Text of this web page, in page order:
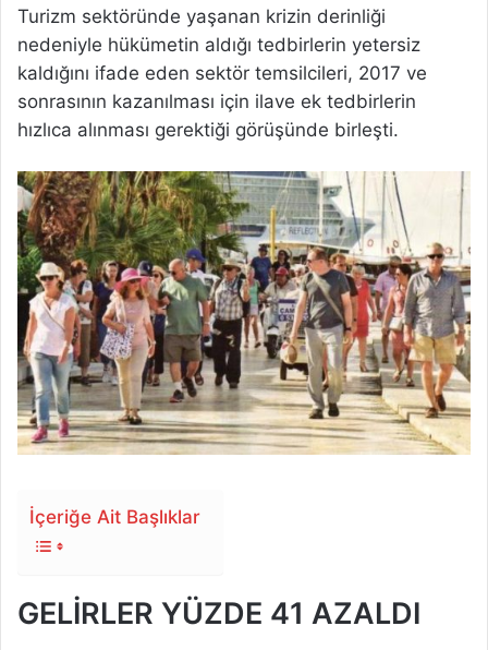
Turizm sektöründe yaşanan krizin derinliği
nedeniyle hükümetin aldığı tedbirlerin yetersiz
kaldığını ifade eden sektör temsilcileri, 2017 ve
sonrasının kazanılması için ilave ek tedbirlerin
hızlıca alınması gerektiği görüşünde birleşti.
İçeriğe Ait Başlıklar
GELİRLER YÜZDE 41 AZALDI